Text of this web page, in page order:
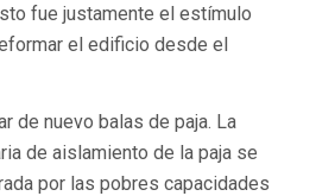
fue justamente el estímulo
el edificio desde el
de nuevo balas de paja. La
de aislamiento de la paja se
por las pobres capacidades